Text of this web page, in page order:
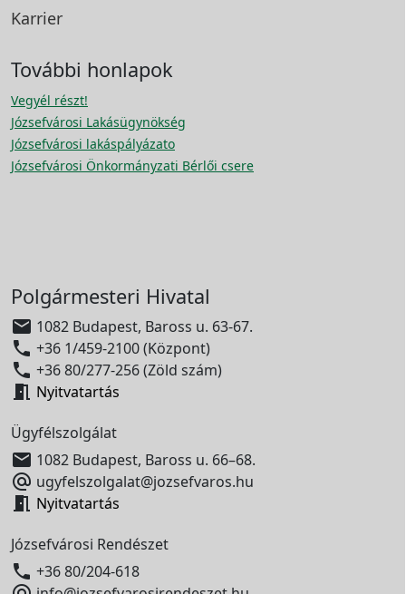
Karrier
További honlapok
Vegyél részt!
Józsefvárosi Lakásügynökség
Józsefvárosi lakáspályázato
Józsefvárosi Önkormányzati Bérlői csere
Polgármesteri Hivatal
 1082 Budapest, Baross u. 63-67.
 +36 1/459-2100 (Központ)
 +36 80/277-256 (Zöld szám)
 Nyitvatartás
Ügyfélszolgálat
 1082 Budapest, Baross u. 66–68.
 ugyfelszolgalat@jozsefvaros.hu
 Nyitvatartás
Józsefvárosi Rendészet
 +36 80/204-618